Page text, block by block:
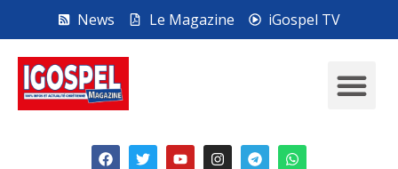
News Le Magazine iGospel TV